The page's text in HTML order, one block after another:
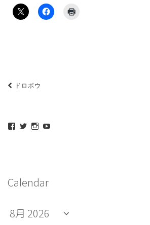
投
ナ
ビ
シ
ョ
ン
ドロボウ
maeda_kazuaki@me.com
ィ
ー
を
Facebook
maedakazuaki
さ
ィ
ー
を
Twitter
maede_kazuaki
ィ
ー
を
Instagram
YouTube
Calendar